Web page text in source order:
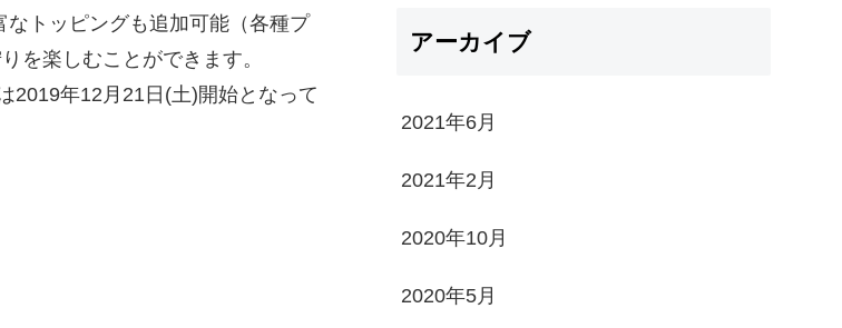
トッピングも追加可能（各種プ
を楽しむことができます。
2019年12月21日(土)開始となって
アーカイブ
2021年6月
2021年2月
2020年10月
2020年5月